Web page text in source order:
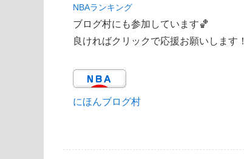
NBAランキング
ブログ村にも参加しています🏀
良ければクリックで応援お願いします！
にほんブログ村